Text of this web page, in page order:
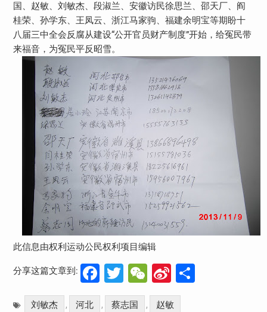
国、赵敏、刘敏杰、段淑兰、安徽访民徐思兰、邵天厂、阎
桂荣、孙学东、王凤云、浙江马家驹、福建余明宝等期盼十
八届三中全会反腐从建设“公开官员财产制度”开始，给冤民带
来福音，为冤民平反昭雪。
此信息由权利运动公民权利项目编辑
分享这篇文章到: Facebook
Twitter
WeChat
Sina
Weibo
分
刘敏杰 , 河北 , 蔡志国 , 赵敏